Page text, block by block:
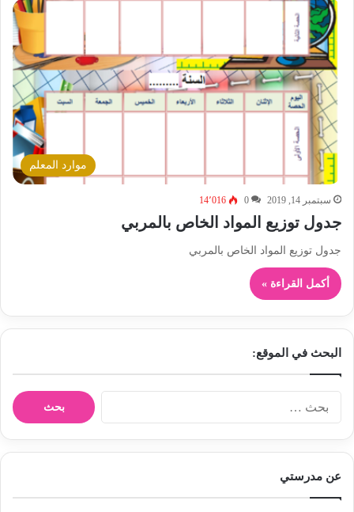
موارد المعلم
سبتمبر 14, 2019 0 14٬016
جدول توزيع المواد الخاص بالمربي
جدول توزيع المواد الخاص بالمربي
أكمل القراءة »
البحث في الموقع:
ن
عن مدرستي